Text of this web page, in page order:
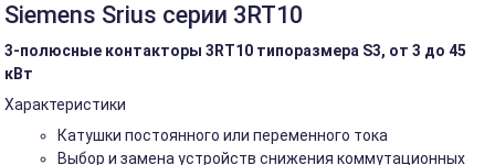
Siemens Srius серии 3RT10
3-полюсные контакторы 3RT10 типоразмера S3, от 3 до 45
кВт
Характеристики
Катушки постоянного или переменного тока
Выбор и замена устройств снижения коммутационных